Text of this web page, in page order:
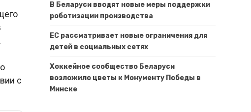
с
В Беларуси вводят новые меры поддержки
роботизации производства
ЕС рассматривает новые ограничения для
детей в социальных сетях
Хоккейное сообщество Беларуси
возложило цветы к Монументу Победы в
Минске